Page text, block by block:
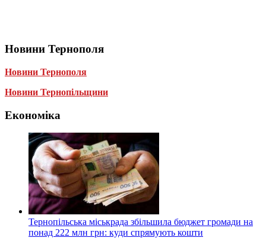
Новини Тернополя
Новини Тернополя
Новини Тернопільщини
Економіка
Тернопільська міськрада збільшила бюджет громади на
понад 222 млн грн: куди спрямують кошти